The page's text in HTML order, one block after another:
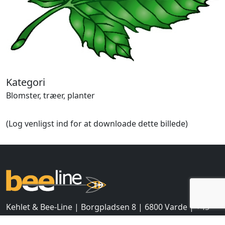
Halloween
Håndværk
Haven
Huse, bygninger
Jagt
Kærlighed, bryllup
Kommunikation, nyhedsformidling
Køretøjer
Lov, orden
Marked, kræmmere
Mennesker
Natur
Kategori
Blomster, træer, planter
(Log venligst ind for at downloade dette billede)
Kehlet & Bee-Line | Borgpladsen 8 | 6800 Varde | +45
75 22 37 00 |info@bee-line.dk